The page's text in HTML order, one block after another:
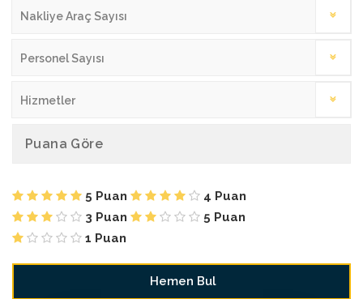
Nakliye Araç Sayısı
Personel Sayısı
Hizmetler
Puana Göre
5 Puan
4 Puan
3 Puan
5 Puan
1 Puan